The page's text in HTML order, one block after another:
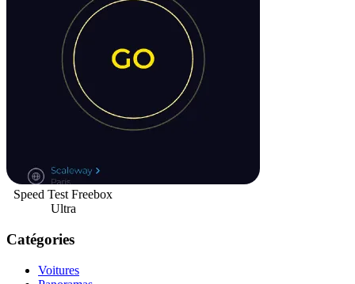
Speed Test Freebox
Ultra
Catégories
Voitures